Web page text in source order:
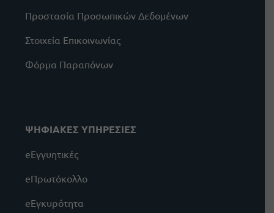
Προστασία Προσωπικών Δεδομένων
Στοιχεία Επικοινωνίας
Φόρμα Παραπόνων
ΨΗΦΙΑΚΕΣ ΥΠΗΡΕΣΙΕΣ
eΕγγυητικές
eΠρωτόκολλο
eΕγκυρότητα